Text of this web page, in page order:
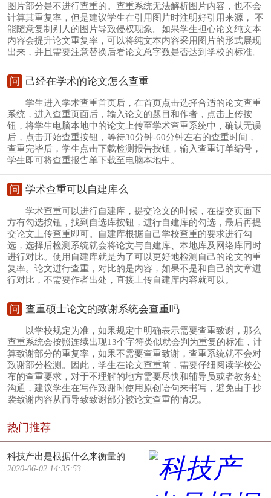
图片部分是不进行查重的。查重系统无法解析图片内容，也不会
计算其重复率，但是建议学生在引用图片时注明好引用来源， 不
能随意复制别人的图片导致侵权现象。如果学生担心论文纯文本
内容会提升论文重复率，可以将纯文本内容采用图片的形式展现
出来，并且需要注意替换后看论文总字数是否达到学校的标准。
问 己经在学术的论文怎么查重
学生进入学术查重首页后，在首页点击选择合适的论文查重
系统，进入查重页面后，输入论文的题目和作者，点击上传按
钮，将学生电脑本地中的论文上传至学术查重系统中，确认无误
后，点击开始查重按钮，等待30分钟-60分钟左右的查重时间，
查重完毕后，学生点击下载检测报告按钮，输入查重订单编号，
学生即可将查重报告单下载至电脑本地中。
问 学术查重可以自建库么
学术查重可以进行自建库，提交论文的时候，在提交页面下
方有勾选按钮，找到自选库按钮，进行自建库的勾选，最后再提
交论文上传查重即可。自建库根据自己学校查重的要求进行勾
选，选择后检测系统就会将论文与自建库、本地库及网络库同时
进行对比。使用自建库就是为了可以更好地检测自己的论文的重
复率。论文进行查重，对比的是内容，如果不是和自己的文章进
行对比，不需要作者出处，直接上传自建库内容就可以。
问 查重硕士论文的致谢系统会查重吗
以学校规定为准，如果规定中明确表示需要查重致谢，那么
查重系统会按照连续出现13个字符类似就会判为重复的标准，计
算致谢部分的重复率，如果不需要查重致谢，查重系统就不会对
致谢部分检测。因此，学生在论文查重前，需要仔细阅读学校公
布的查重要求，对于不理解的地方需要尽快和辅导员或者教务处
沟通，建议学生在写作致谢时使用原创语句来书写，避免由于抄
袭致谢内容从而导致致谢部分被论文查重的情况。
热门推荐
科技产出是根据什么来衡量的
2020-06-02 14:35:53